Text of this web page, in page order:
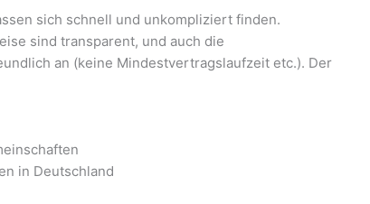
sich schnell und unkompliziert finden.
sind transparent, und auch die
an (keine Mindestvertragslaufzeit etc.). Der
in Deutschland